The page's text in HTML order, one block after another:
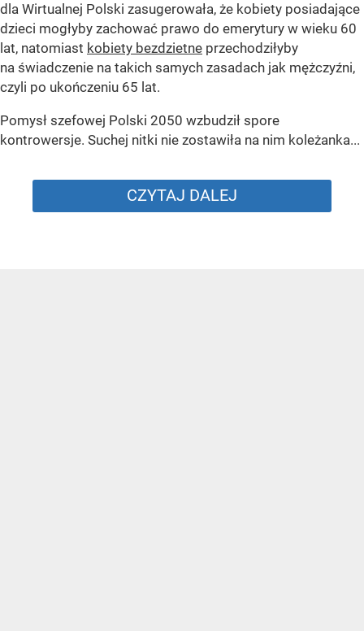
dla Wirtualnej Polski zasugerowała, że kobiety posiadające
dzieci mogłyby zachować prawo do emerytury w wieku 60
lat, natomiast kobiety bezdzietne przechodziłyby
na świadczenie na takich samych zasadach jak mężczyźni,
czyli po ukończeniu 65 lat.
Pomysł szefowej Polski 2050 wzbudził spore
kontrowersje. Suchej nitki nie zostawiła na nim koleżanka...
CZYTAJ DALEJ